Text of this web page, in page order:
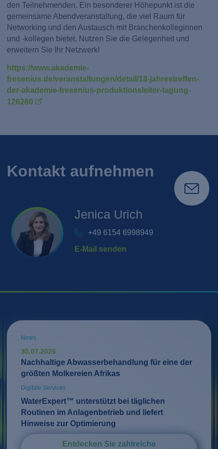
den Teilnehmenden. Ein besonderer Höhepunkt ist die
gemeinsame Abendveranstaltung, die viel Raum für
Networking und den Austausch mit Branchenkolleginnen
und -kollegen bietet. Nutzen Sie die Gelegenheit und
erweitern Sie Ihr Netzwerk!
https://www.akademie-
fresenius.de/veranstaltungen/detail/18-jahrestreffen-
der-akademie-fresenius-produktionsleiter-tagung-
126260
Kontakt aufnehmen
Jenica Urich
+49 6154 6998949
E-Mail senden
News
30.07.2026
Nachhaltige Abwasserbehandlung für eine der
größten Molkereien Afrikas
Digitale Services
WaterExpert™ unterstützt bei täglichen
Routinen im Anlagenbetrieb und liefert
Hinweise zur Optimierung
Entdecken Sie zahlreiche